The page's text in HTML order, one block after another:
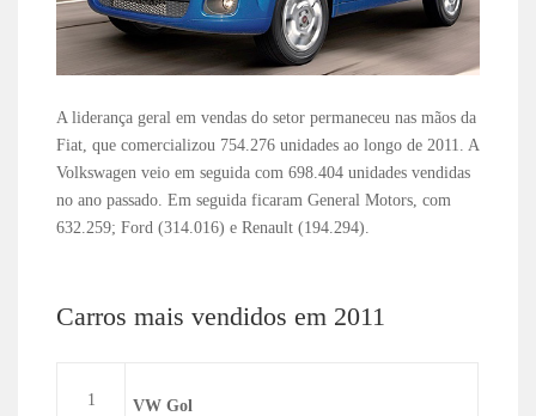
A liderança geral em vendas do setor permaneceu nas mãos da
Fiat, que comercializou 754.276 unidades ao longo de 2011. A
Volkswagen veio em seguida com 698.404 unidades vendidas
no ano passado. Em seguida ficaram General Motors, com
632.259; Ford (314.016) e Renault (194.294).
Carros mais vendidos em 2011
1 VW Gol